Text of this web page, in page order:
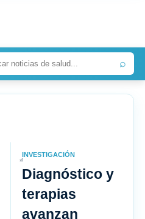
⌕
INVESTIGACIÓN
Diagnóstico y
terapias
avanzan